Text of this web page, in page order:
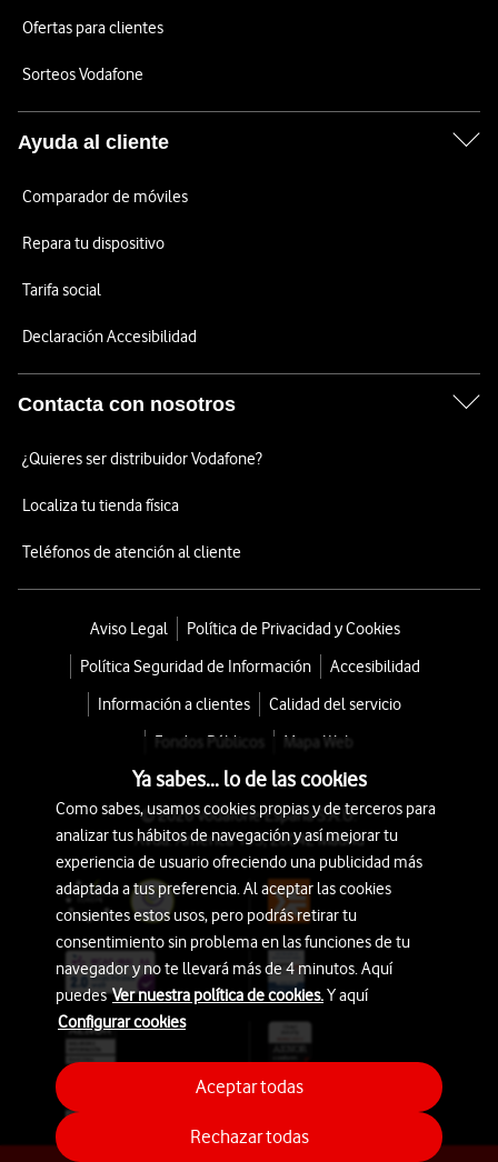
Ofertas para clientes
Sorteos Vodafone
Ayuda al cliente
Comparador de móviles
Repara tu dispositivo
Tarifa social
Declaración Accesibilidad
Contacta con nosotros
¿Quieres ser distribuidor Vodafone?
Localiza tu tienda física
Teléfonos de atención al cliente
Aviso Legal
Política de Privacidad y Cookies
Política Seguridad de Información
Accesibilidad
Información a clientes
Calidad del servicio
Fondos Públicos
Mapa Web
© 2026 Vodafone España S.A.U.
Avda. América 115, 28042 Madrid
Ya sabes... lo de las cookies
Como sabes, usamos cookies propias y de terceros para
analizar tus hábitos de navegación y así mejorar tu
experiencia de usuario ofreciendo una publicidad más
adaptada a tus preferencia. Al aceptar las cookies
consientes estos usos, pero podrás retirar tu
consentimiento sin problema en las funciones de tu
navegador y no te llevará más de 4 minutos. Aquí
puedesVer nuestra política de cookies.Y aquí
Configurar cookies
Rechazar todas
Aceptar todas